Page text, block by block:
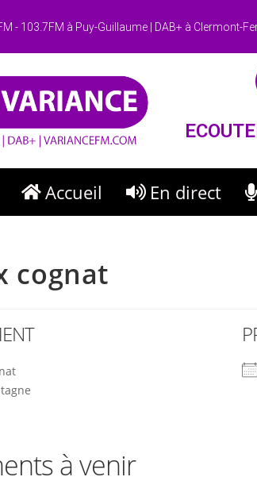
- 103.7FM à Puy-Guillaume | DAB+ à Clermont-
Accueil En direct
cognat
à venir